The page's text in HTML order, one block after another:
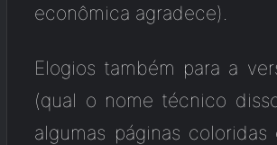
econômica agradece).
Elogios também para a
(qual o nome técnico
algumas páginas